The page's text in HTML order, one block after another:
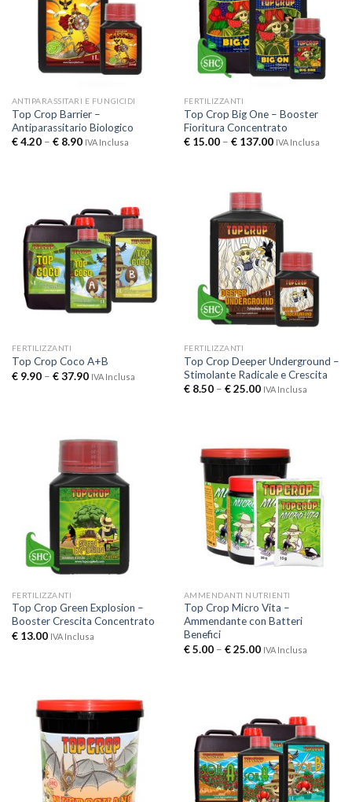
ANTIPARASSITARI E FUNGICIDI
Top Crop Barrier –
Antiparassitario Biologico
€4.20– €8.90 IVA Inclusa
FERTILIZZANTI
Top Crop Big One – Booster
Fioritura Concentrato
€15.00– €137.00 IVA Inclusa
FERTILIZZANTI
Top Crop Coco A+B
€9.90– €37.90 IVA Inclusa
FERTILIZZANTI
Top Crop Deeper Underground –
Stimolante Radicale e Crescita
€8.50– €25.00 IVA Inclusa
FERTILIZZANTI
Top Crop Green Explosion –
Booster Crescita Concentrato
€13.00 IVA Inclusa
AMMENDANTI NUTRIENTI
Top Crop Micro Vita –
Ammendante con Batteri
Benefici
€5.00– €25.00 IVA Inclusa